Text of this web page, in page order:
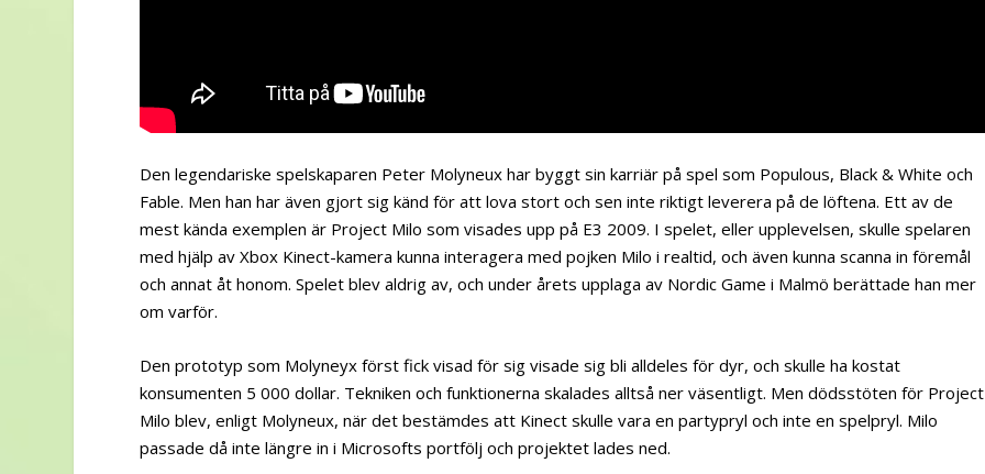
Den legendariske spelskaparen Peter Molyneux har byggt sin karriär på spel som Populous, Black & White och
Fable. Men han har även gjort sig känd för att lova stort och sen inte riktigt leverera på de löftena. Ett av de
mest kända exemplen är Project Milo som visades upp på E3 2009. I spelet, eller upplevelsen, skulle spelaren
med hjälp av Xbox Kinect-kamera kunna interagera med pojken Milo i realtid, och även kunna scanna in föremål
och annat åt honom. Spelet blev aldrig av, och under årets upplaga av Nordic Game i Malmö berättade han mer
om varför.
Den prototyp som Molyneyx först fick visad för sig visade sig bli alldeles för dyr, och skulle ha kostat
konsumenten 5 000 dollar. Tekniken och funktionerna skalades alltså ner väsentligt. Men dödsstöten för Project
Milo blev, enligt Molyneux, när det bestämdes att Kinect skulle vara en partypryl och inte en spelpryl. Milo
passade då inte längre in i Microsofts portfölj och projektet lades ned.